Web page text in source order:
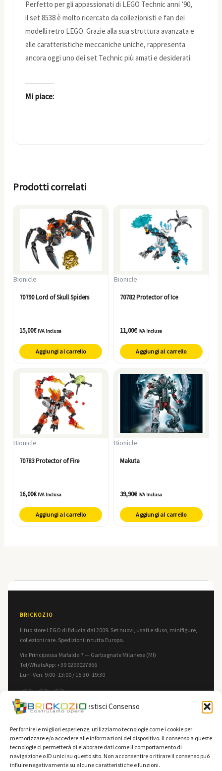
Gestisci Consenso
Per fornire le migliori esperienze, utilizziamo tecnologie come i cookie per
memorizzare e/o accedere alle informazioni del dispositivo. Il consenso a queste
tecnologie ci permetterà di elaborare dati come il comportamento di
navigazione o ID unici su questo sito. Non acconsentire o ritirare il consenso può
influire negativamente su alcune caratteristiche e funzioni.
Perfetto per gli appassionati di LEGO Technic anni ’90,
il set 8538 è molto ricercato da collezionisti e fan dei
modelli retro LEGO. Grazie alla sua struttura avanzata e
alle caratteristiche meccaniche uniche, rappresenta
ancora oggi uno dei set Technic più amati e desiderati.
Mi piace:
Prodotti correlati
Bionicle
70790 Lord of Skull Spiders
15,00€ IVA Inclusa
Aggiungi al carrello
Bionicle
70782 Protector of Ice
11,00€ IVA Inclusa
Aggiungi al carrello
Bionicle
70783 Protector of Fire
16,00€ IVA Inclusa
Aggiungi al carrello
Bionicle
Makuta
39,90€ IVA Inclusa
Aggiungi al carrello
BRICKOZIO
Il tuo store LEGO di fiducia dal 2009. Set nuovi, usati e sfuso, minifigure,
collezioni rare. Spedizioni in tutta Europa.
Via Principessa Mafalda 7 — Garbagnate Milanese (MI)
Tel/WhatsApp: +39 0299027866
Lun–Ven: 9:00–13:00 / 15:30–19:30
INFORMAZIONI
Contatti
F.A.Q.
Spedizioni
LEGALE
Privacy Policy
Cookie Policy
Termini e Condizioni